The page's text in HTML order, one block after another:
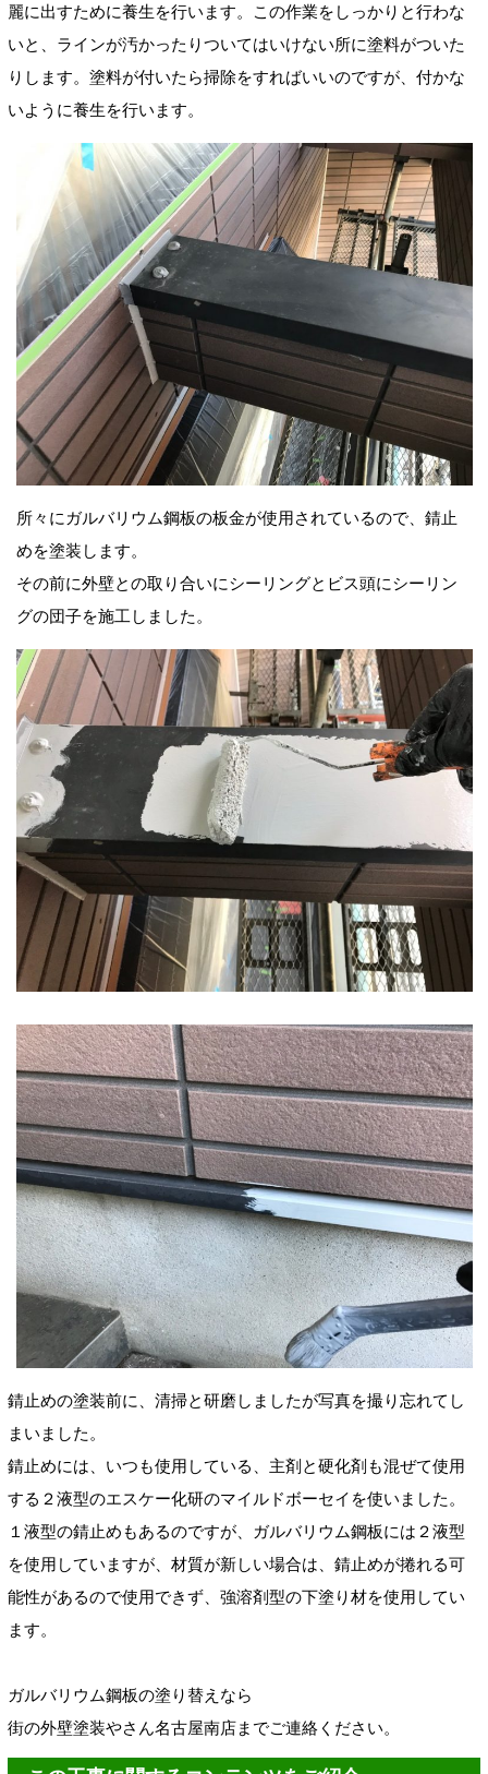
麗に出すために養生を行います。この作業をしっかりと行わな
いと、ラインが汚かったりついてはいけない所に塗料がついた
りします。塗料が付いたら掃除をすればいいのですが、付かな
いように養生を行います。
所々にガルバリウム鋼板の板金が使用されているので、錆止
めを塗装します。
その前に外壁との取り合いにシーリングとビス頭にシーリン
グの団子を施工しました。
錆止めの塗装前に、清掃と研磨しましたが写真を撮り忘れてし
まいました。
錆止めには、いつも使用している、主剤と硬化剤も混ぜて使用
する２液型のエスケー化研のマイルドボーセイを使いました。
１液型の錆止めもあるのですが、ガルバリウム鋼板には２液型
を使用していますが、材質が新しい場合は、錆止めが捲れる可
能性があるので使用できず、強溶剤型の下塗り材を使用してい
ます。
ガルバリウム鋼板の塗り替えなら
街の外壁塗装やさん名古屋南店までご連絡ください。